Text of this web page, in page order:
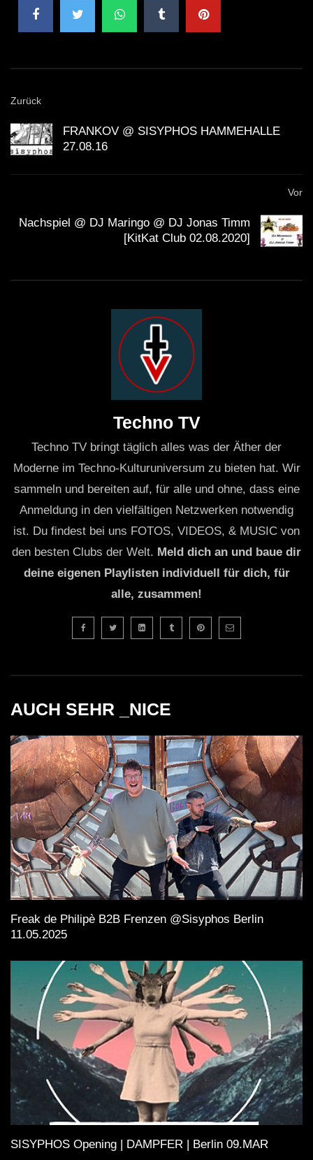
Zurück
FRANKOV @ SISYPHOS HAMMEHALLE
27.08.16
Vor
Nachspiel @ DJ Maringo @ DJ Jonas Timm
[KitKat Club 02.08.2020]
Techno TV
Techno TV bringt täglich alles was der Äther der
Moderne im Techno-Kulturuniversum zu bieten hat. Wir
sammeln und bereiten auf, für alle und ohne, dass eine
Anmeldung in den vielfältigen Netzwerken notwendig
ist. Du findest bei uns FOTOS, VIDEOS, & MUSIC von
den besten Clubs der Welt. Meld dich an und baue dir
deine eigenen Playlisten individuell für dich, für
alle, zusammen!
AUCH SEHR _NICE
Freak de Philipè B2B Frenzen @Sisyphos Berlin
11.05.2025
SISYPHOS Opening | DAMPFER | Berlin 09.MAR